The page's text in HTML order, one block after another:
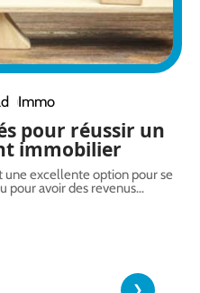
Immo
pour réussir un
immobilier
une excellente option pour se
pour avoir des revenus…